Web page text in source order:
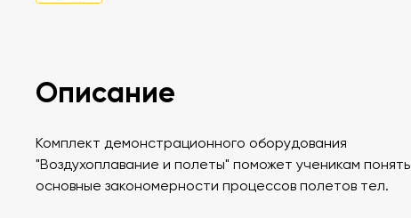
Описание
Комплект демонстрационного оборудования
"Воздухоплавание и полеты" поможет ученикам понять
основные закономерности процессов полетов тел.